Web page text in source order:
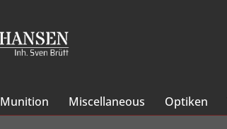
Munition Miscellaneous Optiken